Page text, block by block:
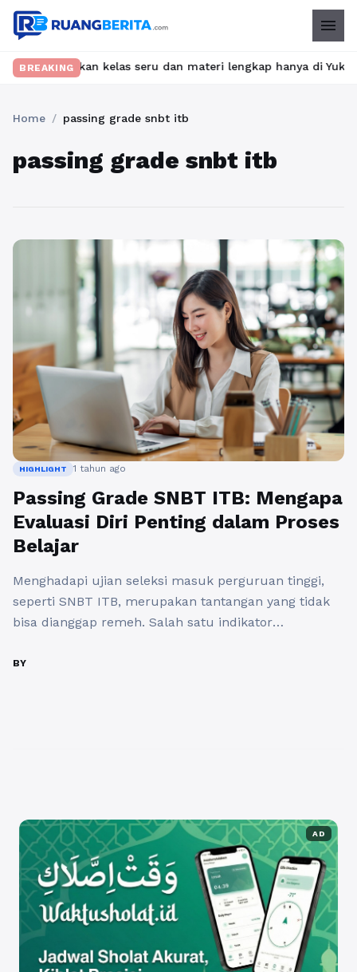
menu
BREAKINGkelas seru dan materi lengkap hanya di
Home / passing grade snbt itb
passing grade snbt itb
HIGHLIGHT 1 tahun ago
Passing Grade SNBT ITB: Mengapa
Evaluasi Diri Penting dalam Proses
Belajar
Menghadapi ujian seleksi masuk perguruan tinggi,
seperti SNBT ITB, merupakan tantangan yang tidak
bisa dianggap remeh. Salah satu indikator
SNBT ITB. Passing grade menjadi acuan bagi calon
BY
AD